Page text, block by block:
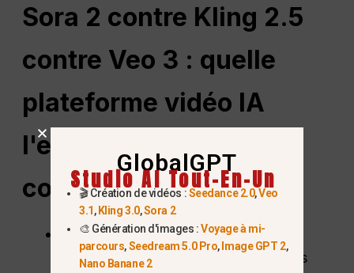
Sora 2 contre Kling 2.5
contre Veo 3 : quelle
plateforme vidéo IA
l'emporte ? (La
comparaison)
Référence en matière de réalisme
physique :Alors que des concurrents
GlobalGPT
Studio AI Tout-En-Un
🎬 Création de vidéos :Seedance 2.0,Veo
3.1, Kling 3.0,Sora 2
🎨 Génération d'images :Voyage à mi-
parcours,Seedream 5.0 Pro, Image GPT 2,
Nano Banane 2